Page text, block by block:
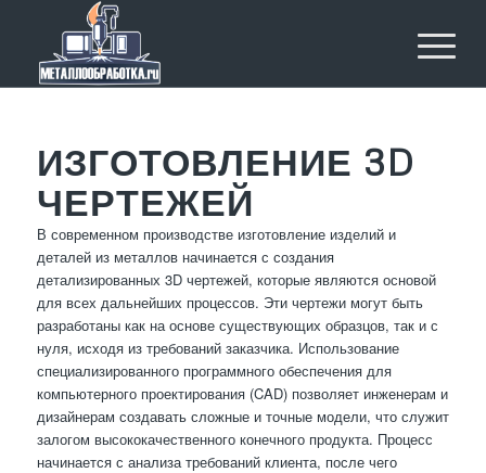
ИЗГОТОВЛЕНИЕ 3D
ЧЕРТЕЖЕЙ
В современном производстве изготовление изделий и
деталей из металлов начинается с создания
детализированных 3D чертежей, которые являются основой
для всех дальнейших процессов. Эти чертежи могут быть
разработаны как на основе существующих образцов, так и с
нуля, исходя из требований заказчика. Использование
специализированного программного обеспечения для
компьютерного проектирования (CAD) позволяет инженерам и
дизайнерам создавать сложные и точные модели, что служит
залогом высококачественного конечного продукта. Процесс
начинается с анализа требований клиента, после чего